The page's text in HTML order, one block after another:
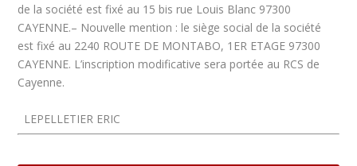
de la société est fixé au 15 bis rue Louis Blanc 97300
CAYENNE.– Nouvelle mention : le siège social de la société
est fixé au 2240 ROUTE DE MONTABO, 1ER ETAGE 97300
CAYENNE. L’inscription modificative sera portée au RCS de
Cayenne.
LEPELLETIER ERIC